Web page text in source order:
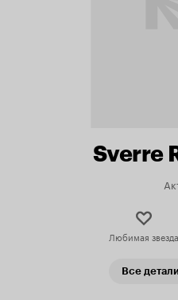
Sverre
Любимая звезда
Все